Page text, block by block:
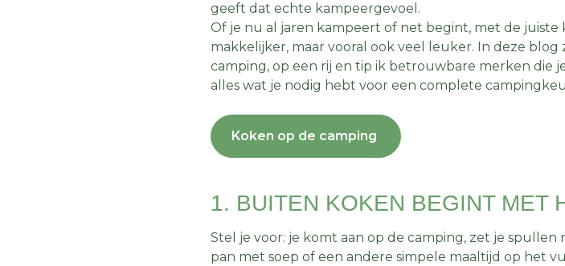
geeft dat echte kampeergevoel.
Of je nu al jaren kampeert of net begint, met de
makkelijker, maar vooral ook veel leuker. In deze
camping, op een rij en tip ik betrouwbare merken die
alles wat je nodig hebt voor een complete
Koken op de camping
1. BUITEN KOKEN BEGINT MET
Stel je voor: je komt aan op de camping, zet je
pan met soep of een andere simpele maaltijd op het